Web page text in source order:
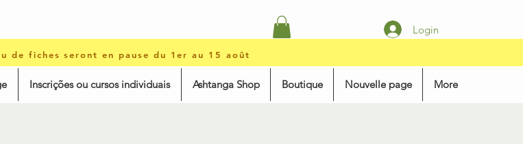
Login
de fiches seront en pause du 1er au 15 août
Inscrições ou cursos individuais Ashtanga Shop Boutique Nouvelle page More